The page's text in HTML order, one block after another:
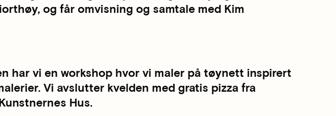
og får omvisning og samtale med Kim
har vi en workshop hvor vi maler på tøynett inspirert
Vi avslutter kvelden med gratis pizza fra
Hus.